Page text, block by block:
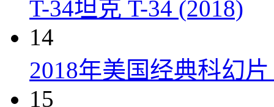
T-34坦克 T-34 (2018)
14
2018年美国经典科幻
15